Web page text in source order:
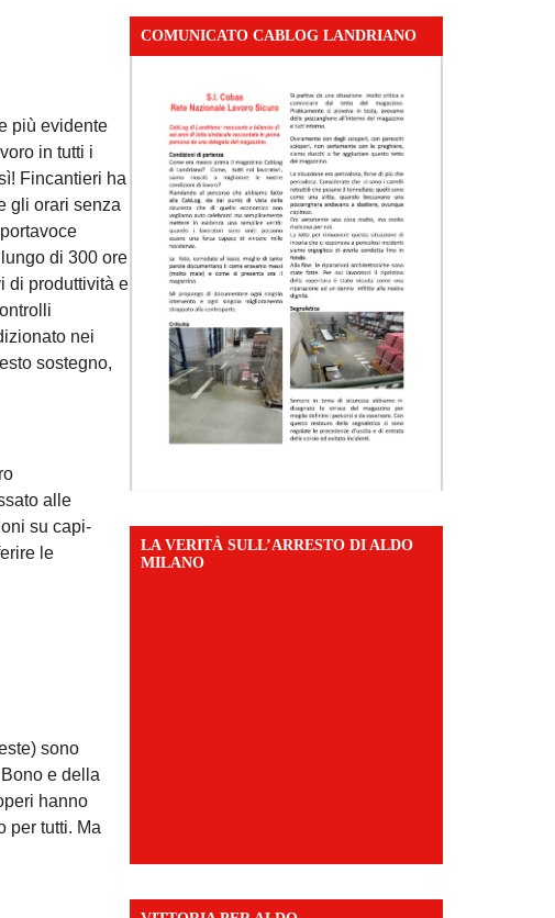
più evidente
in tutti i
Fincantieri ha
gli orari senza
di 300 ore
di produttività e
nei
sostegno,
alle
su capi-
le
sono
e della
hanno
per tutti. Ma
COMUNICATO CABLOG LANDRIANO
LA VERITÀ SULL’ARRESTO DI ALDO
MILANO